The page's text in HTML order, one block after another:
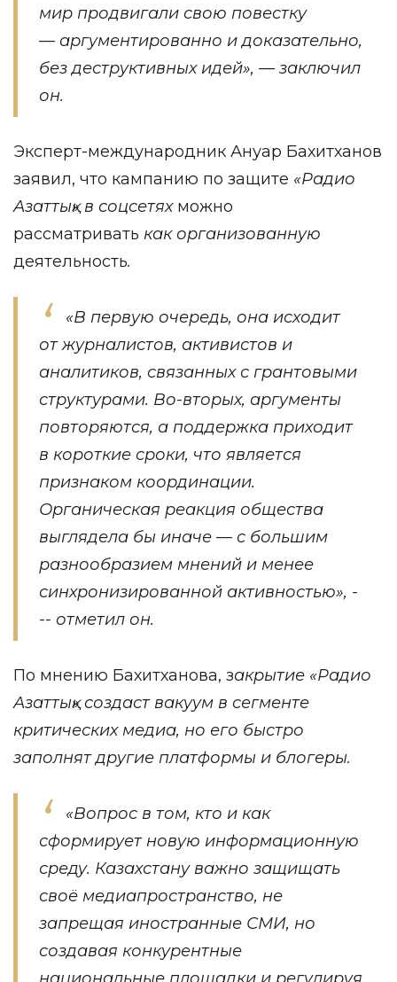
мир продвигали свою повестку
— аргументированно и доказательно,
без деструктивных идей», — заключил
он.
Эксперт-международник Ануар Бахитханов
заявил, что кампанию по защите «Радио
Азаттық» в соцсетях можно
рассматривать как организованную
деятельность.
«В первую очередь, она исходит
от журналистов, активистов и
аналитиков, связанных с грантовыми
структурами. Во-вторых, аргументы
повторяются, а поддержка приходит
в короткие сроки, что является
признаком координации.
Органическая реакция общества
выглядела бы иначе — с большим
разнообразием мнений и менее
синхронизированной активностью», -
-- отметил он.
По мнению Бахитханова, закрытие «Радио
Азаттық» создаст вакуум в сегменте
критических медиа, но его быстро
заполнят другие платформы и блогеры.
«Вопрос в том, кто и как
сформирует новую информационную
среду. Казахстану важно защищать
своё медиапространство, не
запрещая иностранные СМИ, но
создавая конкурентные